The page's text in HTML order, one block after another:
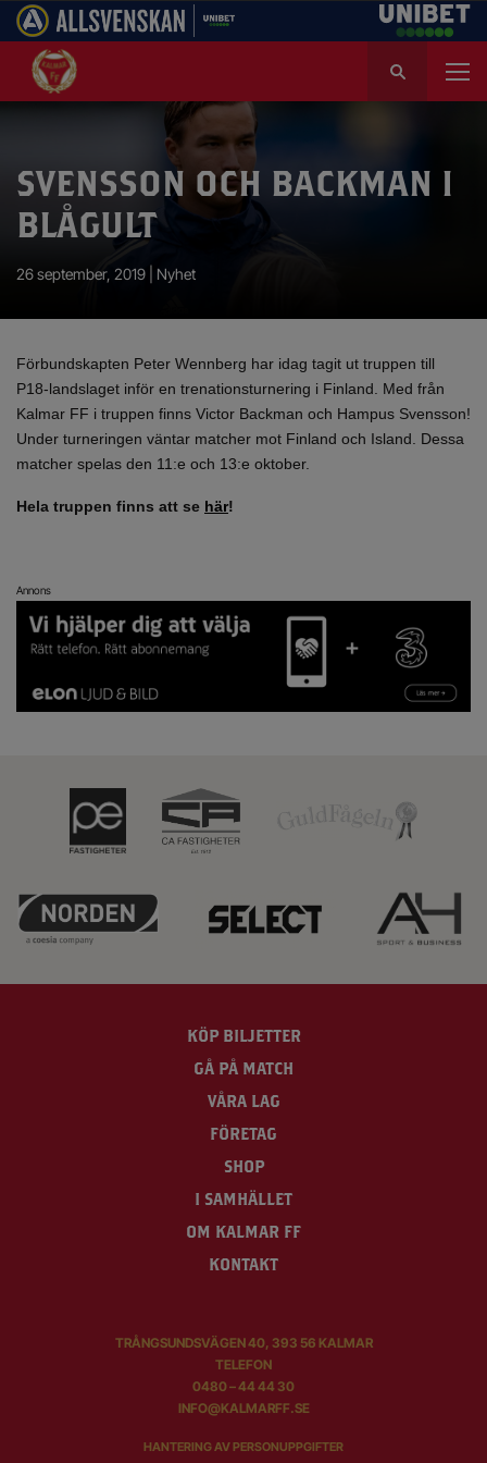
k
t
SVENSSON OCH BACKMAN I
BLÅGULT
26 september, 2019 | Nyhet
Förbundskapten Peter Wennberg har idag tagit ut truppen till
P18-landslaget inför en trenationsturnering i Finland. Med från
Kalmar FF i truppen finns Victor Backman och Hampus Svensson!
Under turneringen väntar matcher mot Finland och Island. Dessa
matcher spelas den 11:e och 13:e oktober.
Hela truppen finns att se här!
Annons
KÖP BILJETTER
GÅ PÅ MATCH
VÅRA LAG
FÖRETAG
SHOP
I SAMHÄLLET
OM KALMAR FF
KONTAKT
TRÅNGSUNDSVÄGEN 40, 393 56 KALMAR
TELEFON
0480 – 44 44 30
INFO@KALMARFF.SE
HANTERING AV PERSONUPPGIFTER